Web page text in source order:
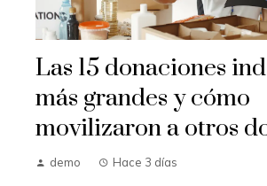
Las 15 donaciones
más grandes y cómo
movilizaron a otros
demo Hace 3 días